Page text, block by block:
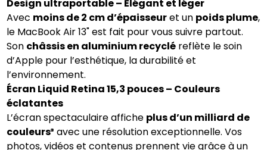
Design ultraportable – Élégant et léger
Avec moins de 2 cm d’épaisseuret un poids plume,
le MacBook Air 13" est fait pour vous suivre partout.
Son châssis en aluminium recyclé reflète le soin
d’Apple pour l’esthétique, la durabilité et
l’environnement.
Écran Liquid Retina 15,3 pouces – Couleurs
éclatantes
L’écran spectaculaire affiche plus d’un milliard de
couleurs³ avec une résolution exceptionnelle. Vos
photos, vidéos et contenus prennent vie grâce à un